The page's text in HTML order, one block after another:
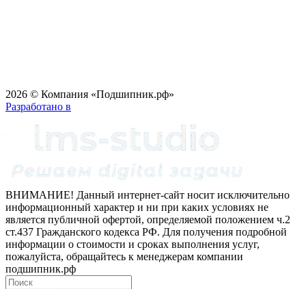
2026 © Компания «Подшипник.рф»
Разработано в
ВНИМАНИЕ! Данный интернет-сайт носит исключительно
информационный характер и ни при каких условиях не
является публичной офертой, определяемой положением ч.2
ст.437 Гражданского кодекса РФ. Для получения подробной
информации о стоимости и сроках выполнения услуг,
пожалуйста, обращайтесь к менеджерам компании
подшипник.рф